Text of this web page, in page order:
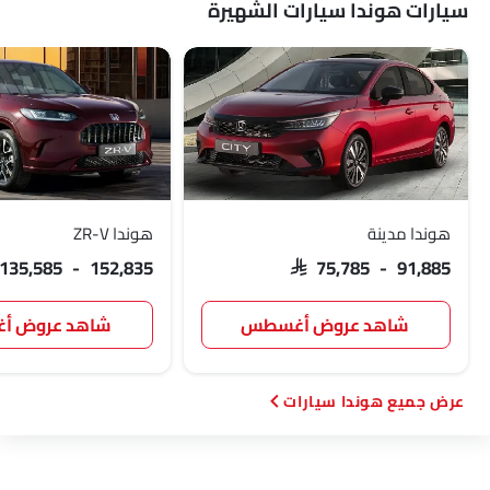
سيارات هوندا سيارات الشهيرة
هوندا مدينة
SAR 75,785 - 91,885
شاهد عروض أغسطس
هوندا ZR-V
135,585 - 152,835
شاهد عروض
هوندا سيارات